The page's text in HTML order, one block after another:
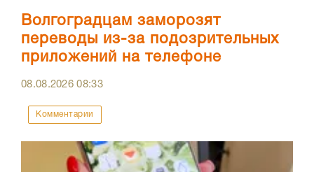
Волгоградцам заморозят
переводы из-за подозрительных
приложений на телефоне
08.08.202608:33
Комментарии